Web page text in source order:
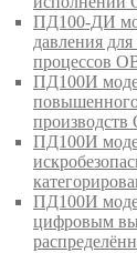
ПД100-ДИ
давления
процессов
ПД100И
ПД100И
ПД100И
цифровым